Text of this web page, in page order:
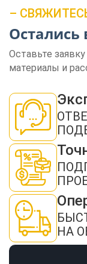
–
Остались
Оставьте
материалы и
НА
Нажимая кнопку
персональных
персональных